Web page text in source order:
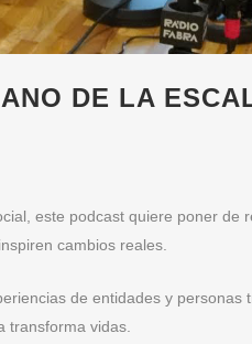
DE LA
este podcast quiere poner de
cambios reales.
de entidades y personas
transforma vidas.